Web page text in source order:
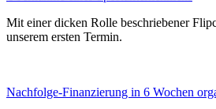
Mit einer dicken Rolle beschriebener
unserem ersten Termin.
Nachfolge-Finanzierung in 6 Wochen